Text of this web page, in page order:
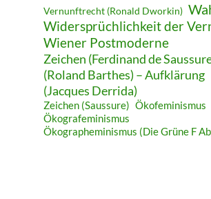
Vernunftrecht (Ronald Dworkin)
Widersprüchlichkeit der
Wiener Postmoderne
Zeichen (Ferdinand de
(Roland Barthes) – Aufklärung
(Jacques Derrida)
Zeichen (Saussure) Ökofeminismus
Ökografeminismus
Ökographeminismus (Die Grüne F